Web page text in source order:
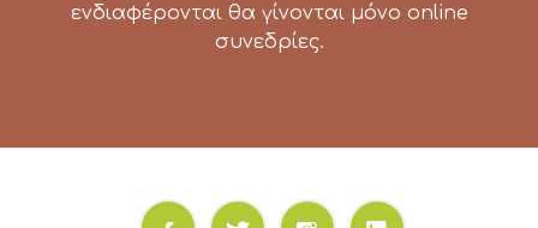
ενδιαφέρονται θα γίνονται μόνο online
συνεδρίες.